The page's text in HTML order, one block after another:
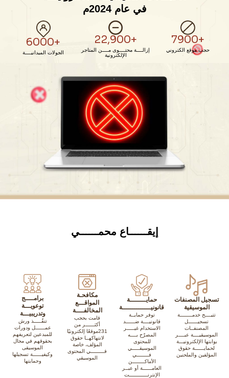
في عام 2024م
+7900
حجب موقع الكتروني
+22,900
إزالــــة محتــــوى مــــن المتاجر
الإلكترونية
+6000
الجولات الميدانيــــة
إيقــــــاع محمــــــي
تسجيل المصنفات
الموسيقية
تتيــــح خدمــــــــة
تسجيــــــل
المصنفــات
الموسيقيــــة عبــــر
بوابتها الإلكترونيـــة
لحمايــــــة حقوق
المؤلفين والملحنين
حمايــــــــة
قانونيــــــــــــــة
توفر حمايــة
قانونيــــة ضــــــد
الاستخدام غيـــــر
المصرّح بــــه
للمحتوى
الموسيقـــــي
فــــــــي
الأماكــــــــن
العامــــــة أو عبــر
الإنترنــــــــــــت
مكافحـة
المواقـــع
المخالفــــة
قامت بحجب
أكثــــــر من
231موقعًا إلكترونيًا
لانتهاكهــا حقوق
المؤلف، خاصة
فـــــــــي المحتوى
الموسيقي
برامــــج
توعويـــة
وتدريبيـــة
تنفّـــــذ ورش
عمــــــل ودورات
للمبدعين لتعريفهم
بحقوقهم في مجال
الموسيقى
وكيفيــــــة تسجيلها
وحمايتها